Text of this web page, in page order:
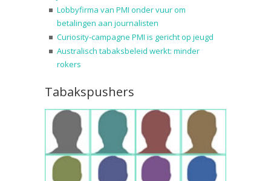
Lobbyfirma van PMI onder vuur om
betalingen aan journalisten
Curiosity-campagne PMI is gericht op jeugd
Australisch tabaksbeleid werkt: minder
rokers
Tabakspushers